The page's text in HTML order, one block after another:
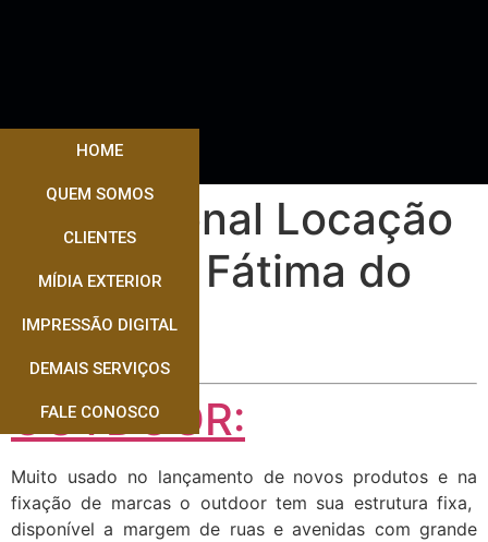
HOME
QUEM SOMOS
CLIENTES
MÍDIA EXTERIOR
IMPRESSÃO DIGITAL
DEMAIS SERVIÇOS
FALE CONOSCO
Profissional Locação
Outdoor Fátima do
Sul
OUTDOOR:
Muito usado no lançamento de novos produtos e na
fixação de marcas o outdoor tem sua estrutura fixa,
disponível a margem de ruas e avenidas com grande